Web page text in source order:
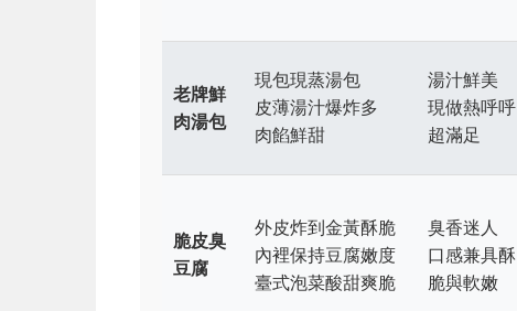
老牌鮮
肉湯包
現包現蒸湯包
皮薄湯汁爆炸多
肉餡鮮甜
湯汁鮮美
現做熱呼呼
超滿足
脆皮臭
豆腐
外皮炸到金黃酥脆
內裡保持豆腐嫩度
臺式泡菜酸甜爽脆
臭香迷人
口感兼具酥
脆與軟嫩